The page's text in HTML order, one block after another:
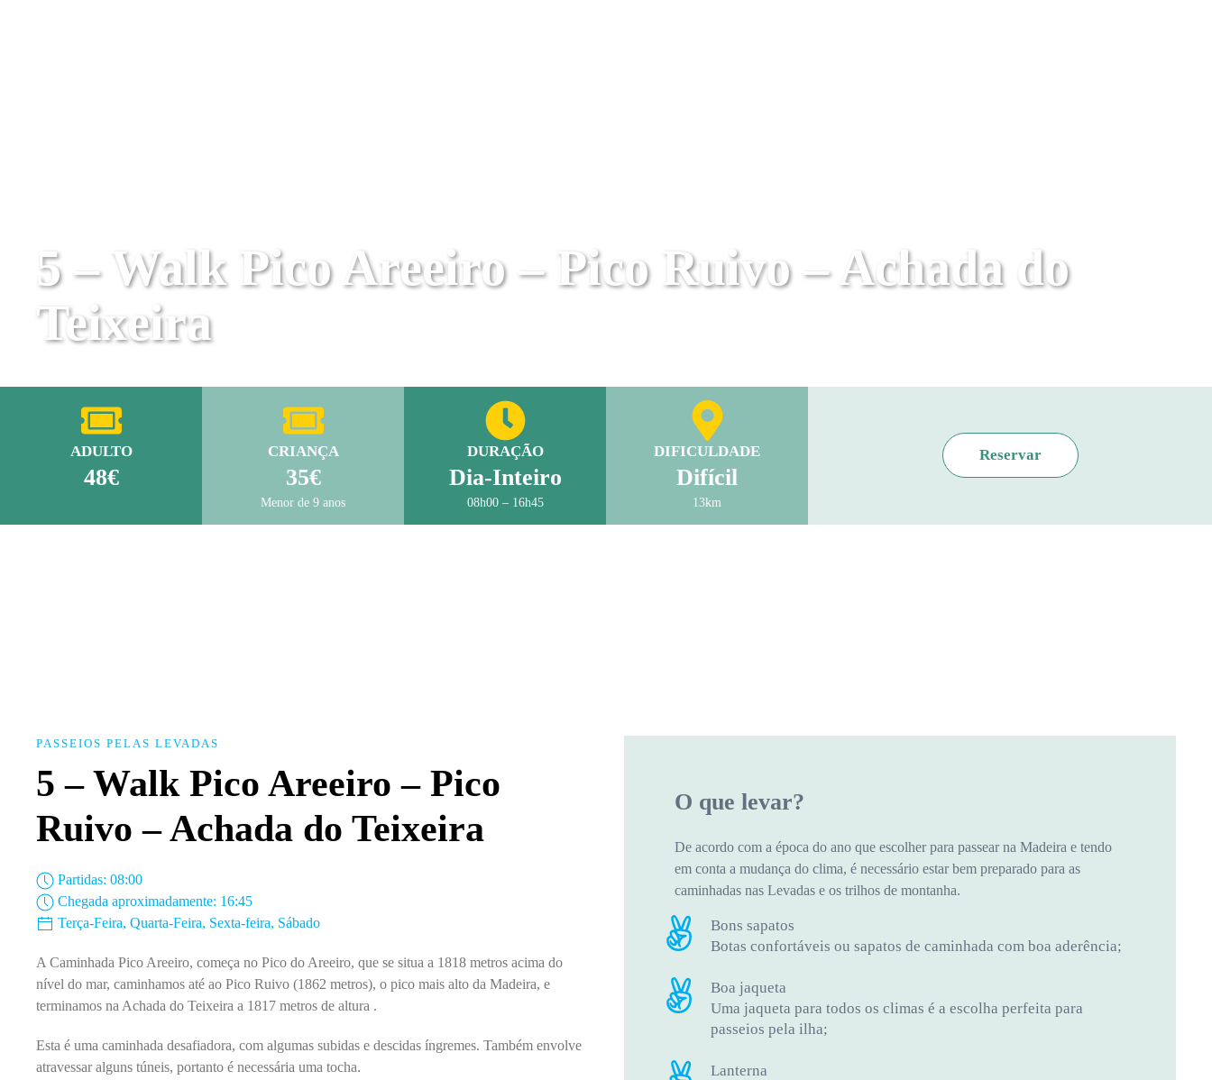
5 – Walk Pico Areeiro – Pico Ruivo – Achada do
Teixeira
ADULTO
48€
CRIANÇA
35€
Menor de 9 anos
DURAÇÃO
Dia-Inteiro
08h00 – 16h45
DIFICULDADE
Difícil
13km
Reservar
PASSEIOS PELAS LEVADAS
5 – Walk Pico Areeiro – Pico
Ruivo – Achada do Teixeira
Partidas: 08:00
Chegada aproximadamente: 16:45
Terça-Feira, Quarta-Feira, Sexta-feira, Sábado
A Caminhada Pico Areeiro, começa no Pico do Areeiro, que se situa a 1818 metros acima do
nível do mar, caminhamos até ao Pico Ruivo (1862 metros), o pico mais alto da Madeira, e
terminamos na Achada do Teixeira a 1817 metros de altura .
Esta é uma caminhada desafiadora, com algumas subidas e descidas íngremes. Também envolve
atravessar alguns túneis, portanto é necessária uma tocha.
O que levar?
De acordo com a época do ano que escolher para passear na Madeira e tendo
em conta a mudança do clima, é necessário estar bem preparado para as
caminhadas nas Levadas e os trilhos de montanha.
Bons sapatos
Botas confortáveis ​​ou sapatos de caminhada com boa aderência;
Boa jaqueta
Uma jaqueta para todos os climas é a escolha perfeita para
passeios pela ilha;
Lanterna